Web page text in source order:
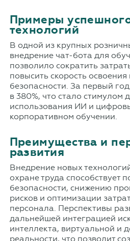
Примеры
технологий
В одной из крупных
внедрение чат-бота для
позволило сократить
повысить скорость
безопасности. За первый
в 380%, что стало стимулом
использования ИИ и
корпоративном обучении.
Преимущества и
развития
Внедрение новых
охране труда способствует
безопасности, снижению
рисков и оптимизации
персонала. Перспективы
дальнейшей интеграцией
интеллекта, виртуальной и
реальности, что позволит